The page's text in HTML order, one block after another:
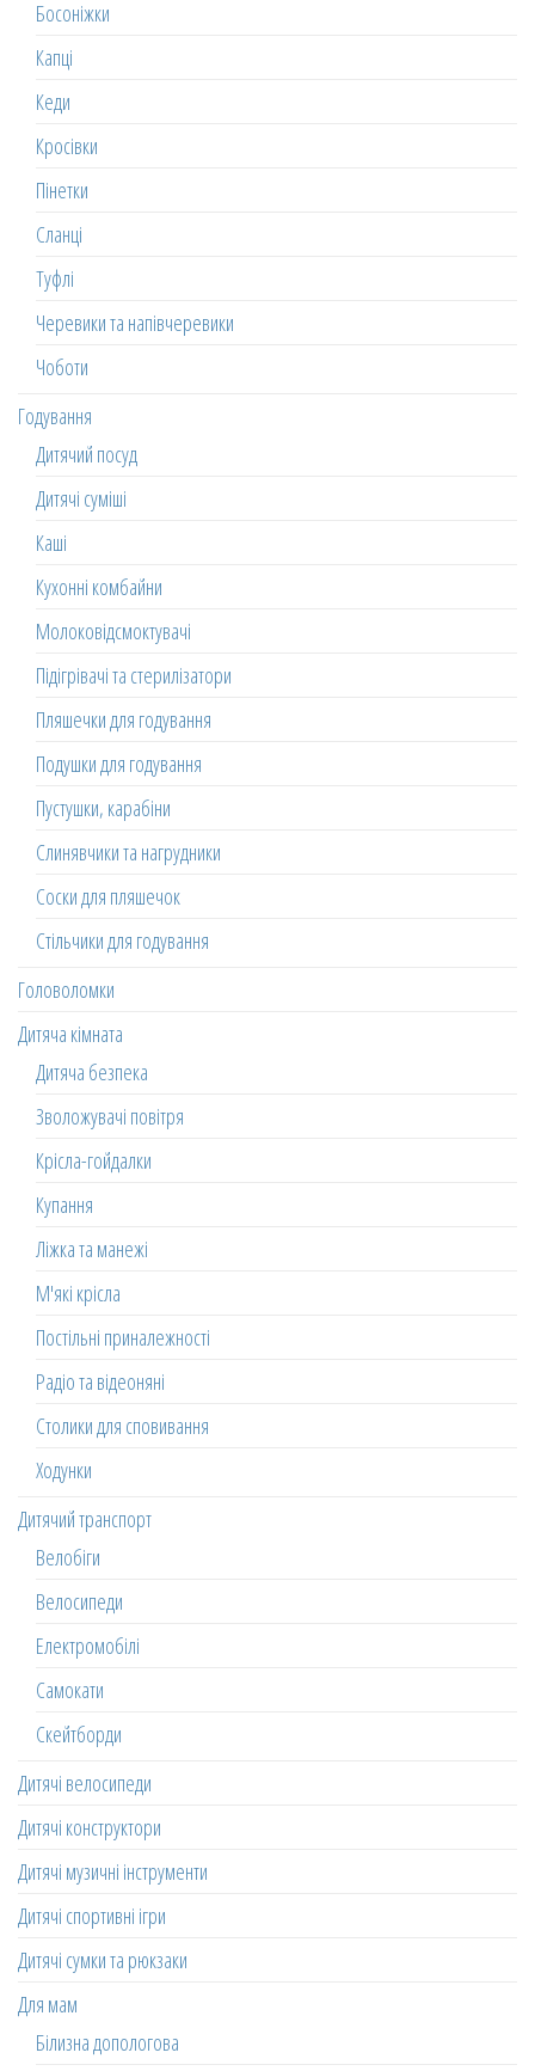
Босоніжки
Капці
Кеди
Кросівки
Пінетки
Сланці
Туфлі
Черевики та напівчеревики
Чоботи
Годування
Дитячий посуд
Дитячі суміші
Каші
Кухонні комбайни
Молоковідсмоктувачі
Підігрівачі та стерилізатори
Пляшечки для годування
Подушки для годування
Пустушки, карабіни
Слинявчики та нагрудники
Соски для пляшечок
Стільчики для годування
Головоломки
Дитяча кімната
Дитяча безпека
Зволожувачі повітря
Крісла-гойдалки
Купання
Ліжка та манежі
М'які крісла
Постільні приналежності
Радіо та відеоняні
Столики для сповивання
Ходунки
Дитячий транспорт
Велобіги
Велосипеди
Електромобілі
Самокати
Скейтборди
Дитячі велосипеди
Дитячі конструктори
Дитячі музичні інструменти
Дитячі спортивні ігри
Дитячі сумки та рюкзаки
Для мам
Білизна допологова